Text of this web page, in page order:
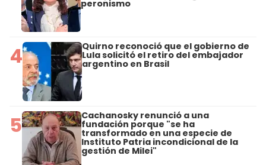
peronismo
4 Quirno reconoció que el gobierno de
Lula solicitó el retiro del embajador
argentino en Brasil
5 Cachanosky renunció a una
fundación porque "se ha
transformado en una especie de
Instituto Patria incondicional de la
gestión de Milei"